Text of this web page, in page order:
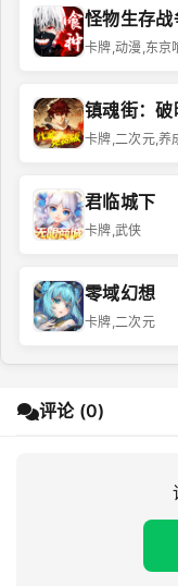
怪物生存战
卡牌,动漫,东京
镇魂街：破
卡牌,二次元,养
君临城下
卡牌,武侠
零域幻想
卡牌,二次元
评论 (0)